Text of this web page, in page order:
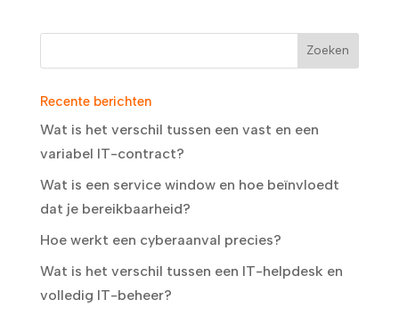
Recente berichten
Wat is het verschil tussen een vast en een
variabel IT-contract?
Wat is een service window en hoe beïnvloedt
dat je bereikbaarheid?
Hoe werkt een cyberaanval precies?
Wat is het verschil tussen een IT-helpdesk en
volledig IT-beheer?